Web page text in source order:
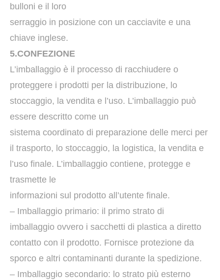
bulloni e il loro
serraggio in posizione con un cacciavite e una
chiave inglese.
5.CONFEZIONE
L’imballaggio è il processo di racchiudere o
proteggere i prodotti per la distribuzione, lo
stoccaggio, la vendita e l’uso. L’imballaggio può
essere descritto come un
sistema coordinato di preparazione delle merci per
il trasporto, lo stoccaggio, la logistica, la vendita e
l’uso finale. L’imballaggio contiene, protegge e
trasmette le
informazioni sul prodotto all’utente finale.
– Imballaggio primario: il primo strato di
imballaggio ovvero i sacchetti di plastica a diretto
contatto con il prodotto. Fornisce protezione da
sporco e altri contaminanti durante la spedizione.
– Imballaggio secondario: lo strato più esterno